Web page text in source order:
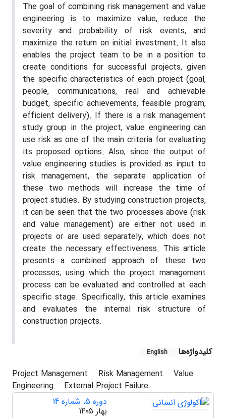
The goal of combining risk management and value
engineering is to maximize value, reduce the
severity and probability of risk events, and
maximize the return on initial investment. It also
enables the project team to be in a position to
create conditions for successful projects, given
the specific characteristics of each project (goal,
people, communications, real and achievable
budget, specific achievements, feasible program,
efficient delivery). If there is a risk management
study group in the project, value engineering can
use risk as one of the main criteria for evaluating
its proposed options. Also, since the output of
value engineering studies is provided as input to
risk management, the separate application of
these two methods will increase the time of
project studies. By studying construction projects,
it can be seen that the two processes above (risk
and value management) are either not used in
projects or are used separately, which does not
create the necessary effectiveness. This article
presents a combined approach of these two
processes, using which the project management
process can be evaluated and controlled at each
specific stage. Specifically, this article examines
and evaluates the internal risk structure of
construction projects.
کلیدواژه‌ها English
Project Management Risk Management
Value
Engineering
External Project Failure
دوره 5، شماره 14
بهار 1405